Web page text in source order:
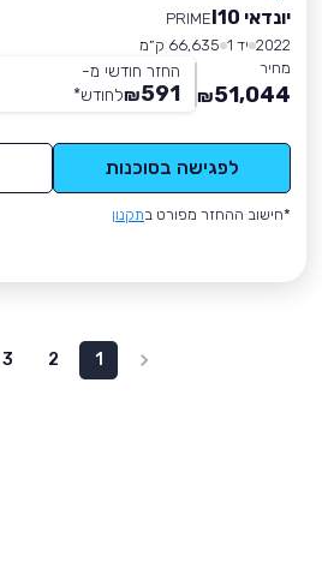
יונדאי I10
PRIME
2022 יד 1
66,635 ק״מ
מחיר
51,044
₪
החזר חודשי מ-
591
₪לחודש*
לפגישה בסוכנות
*חישוב ההחזר מפורט בתקנון
1
2
3